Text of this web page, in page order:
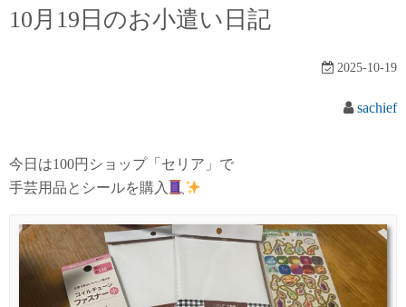
10月19日のお小遣い日記
2025-10-19
sachief
今日は100円ショップ「セリア」で
手芸用品とシールを購入